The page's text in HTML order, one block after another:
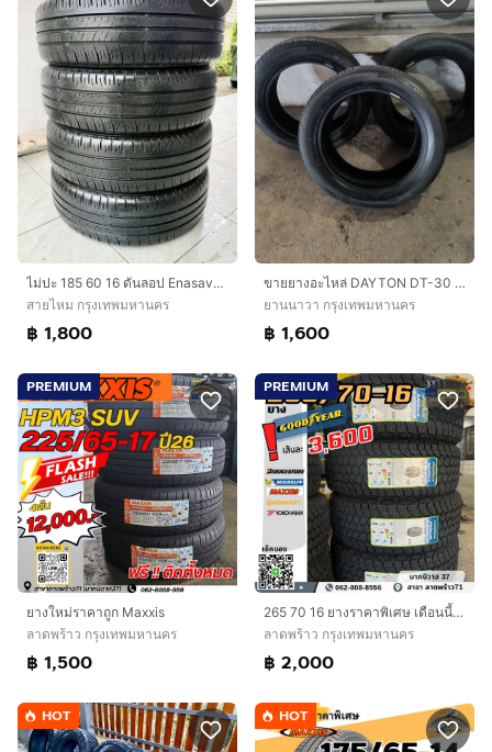
ไม่ปะ 185 60 16 ดันลอป Enasave ปี24
สายไหม กรุงเทพมหานคร
฿ 1,800
ขายยางอะไหล่ DAYTON DT-30 ขนาด 215-55-17 ปี21 สภาพพอใช้ได้ ราคาถูกๆเลยรวม 4เส้น
ยานนาวา กรุงเทพมหานคร
฿ 1,600
PREMIUM
ยางใหม่ราคาถูก Maxxis
ลาดพร้าว กรุงเทพมหานคร
฿ 1,500
PREMIUM
265 70 16 ยางราคาพิเศษ เดือนนี้เท่านั้น ช้าหมด ชัว
ลาดพร้าว กรุงเทพมหานคร
฿ 2,000
HOT HOT